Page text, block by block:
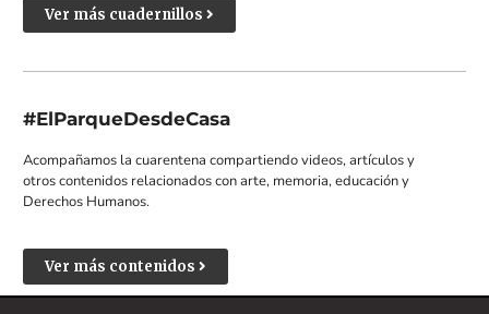
Ver más cuadernillos
#ElParqueDesdeCasa
Acompañamos la cuarentena compartiendo videos, artículos y
otros contenidos relacionados con arte, memoria, educación y
Derechos Humanos.
Ver más contenidos